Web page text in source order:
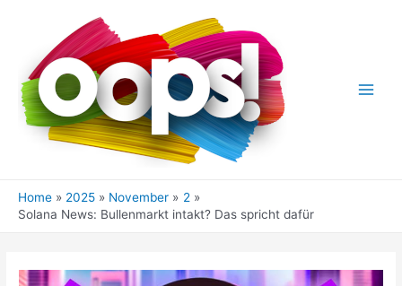
Home 2025 November
2
Solana News: Bullenmarkt intakt? Das spricht dafür